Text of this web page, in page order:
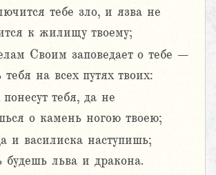
тебе зло, и язва не
к жилищу твоему;
Своим заповедает о тебе –
тебя на всех путях твоих:
тебя, да не
о камень ногою твоею;
и василиска наступишь;
будешь льва и дракона.